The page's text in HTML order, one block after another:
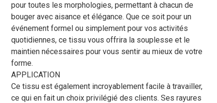
pour toutes les morphologies, permettant à chacun de
bouger avec aisance et élégance. Que ce soit pour un
événement formel ou simplement pour vos activités
quotidiennes, ce tissu vous offrira la souplesse et le
maintien nécessaires pour vous sentir au mieux de votre
forme.
APPLICATION
Ce tissu est également incroyablement facile à travailler,
ce qui en fait un choix privilégié des clients. Ses rayures